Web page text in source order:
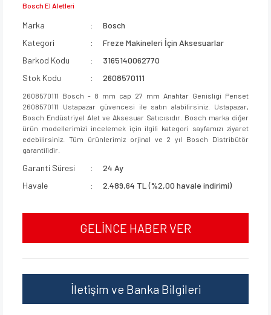
Bosch El Aletleri
Marka
Bosch
Kategori
Freze Makineleri İçin Aksesuarlar
Barkod Kodu
3165140062770
Stok Kodu
2608570111
2608570111 Bosch - 8 mm cap 27 mm Anahtar Genisligi Penset
2608570111 Ustapazar güvencesi ile satın alabilirsiniz. Ustapazar,
Bosch Endüstriyel Alet ve Aksesuar Satıcısıdır. Bosch marka diğer
ürün modellerimizi incelemek için ilgili kategori sayfamızı ziyaret
edebilirsiniz. Tüm ürünlerimiz orjinal ve 2 yıl Bosch Distribütör
garantilidir.
Garanti Süresi
24 Ay
Havale
2.489,64 TL (%2,00 havale indirimi)
GELİNCE HABER VER
İletişim ve Banka Bilgileri